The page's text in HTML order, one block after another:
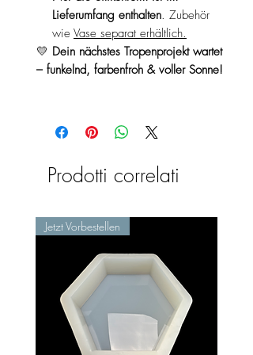
Lieferumfang enthalten. Zubehör
wie Vase separat erhältlich.
💛 Dein nächstes Tropenprojekt wartet
– funkelnd, farbenfroh & voller Sonne!
Prodotti correlati
Jetzt Vorbestellen